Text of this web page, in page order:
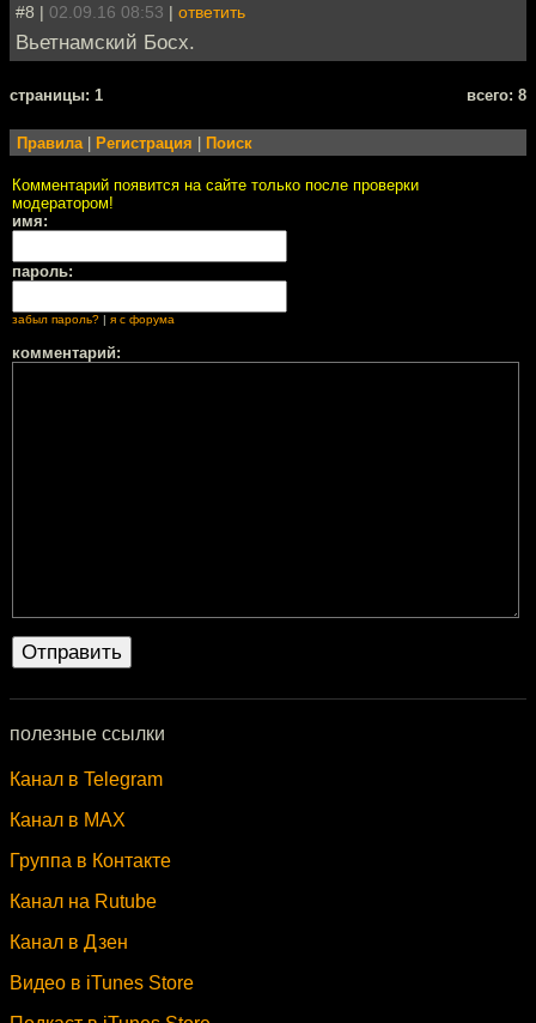
#8 | 02.09.16 08:53 | ответить
Вьетнамский Босх.
cтраницы: 1 всего: 8
Правила| Регистрация Поиск
Комментарий появится на сайте только после проверки
модератором!
имя:
пароль:
забыл пароль? | я с форума
комментарий:
полезные ссылки
Канал в Telegram
Канал в MAX
Группа в Контакте
Канал на Rutube
Канал в Дзен
Видео в iTunes Store